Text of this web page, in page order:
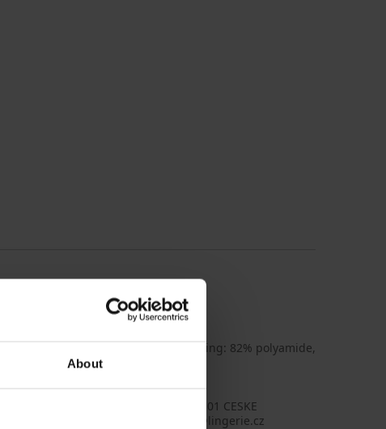
About
80% polyamide, 7, Voering: 82% polyamide,
Moon
s.r.o., adres: RIEGROVA 51, 370 01 CESKE
Czechia, e-mail: emporio@lingerie.cz